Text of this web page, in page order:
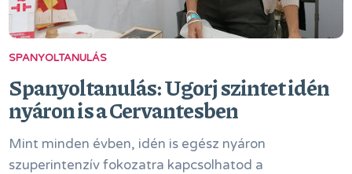
SPANYOLTANULÁS
Spanyoltanulás: Ugorj szintet idén
nyáron is a Cervantesben
Mint minden évben, idén is egész nyáron
szuperintenzív fokozatra kapcsolhatod a